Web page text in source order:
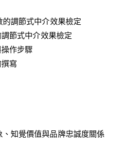
調節式中介效果檢定
節式中介效果檢定
作步驟
寫
知覺價值與品牌忠誠度關係